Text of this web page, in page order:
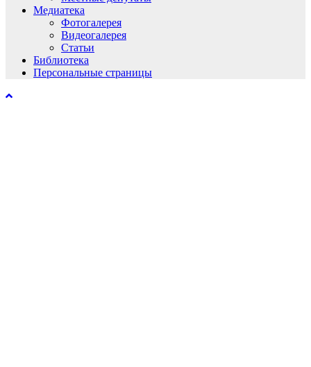
Медиатека
Фотогалерея
Видеогалерея
Статьи
Библиотека
Персональные страницы